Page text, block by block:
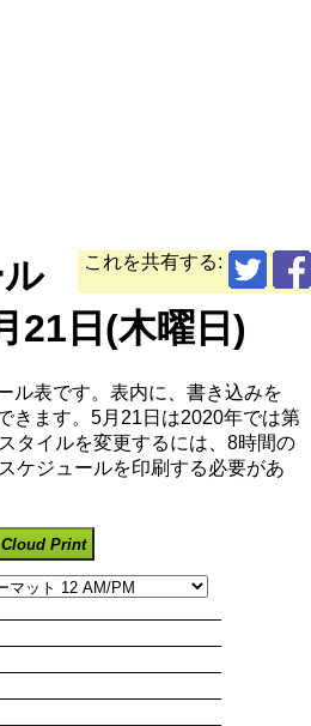
これを共有する:
21日(木曜日)
ル表です。表内に、書き込みを
きます。5月21日は2020年では第
タイルを変更するには、8時間の
ケジュールを印刷する必要があ
Print